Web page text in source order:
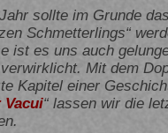
sollte im Grunde
Schmetterlings“
ist es uns auch
Mit dem
Kapitel einer
“ lassen wir die